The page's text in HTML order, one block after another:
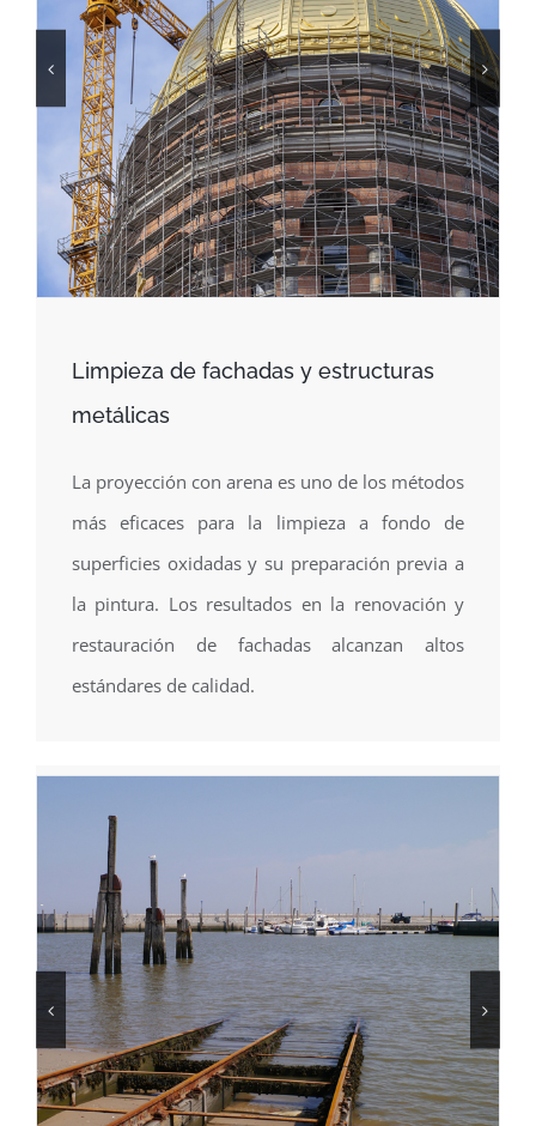
Limpieza de fachadas y estructuras
metálicas
La proyección con arena es uno de los métodos
más eficaces para la limpieza a fondo de
superficies oxidadas y su preparación previa a
la pintura. Los resultados en la renovación y
restauración de fachadas alcanzan altos
estándares de calidad.